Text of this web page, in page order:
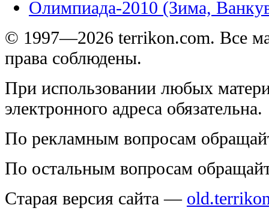
Олимпиада-2010 (Зима,
© 1997—2026 terrikon.com. Все
права соблюдены.
При использовании любых
электронного адреса обязательна.
По рекламным вопросам
По остальным вопросам
Старая версия сайта —